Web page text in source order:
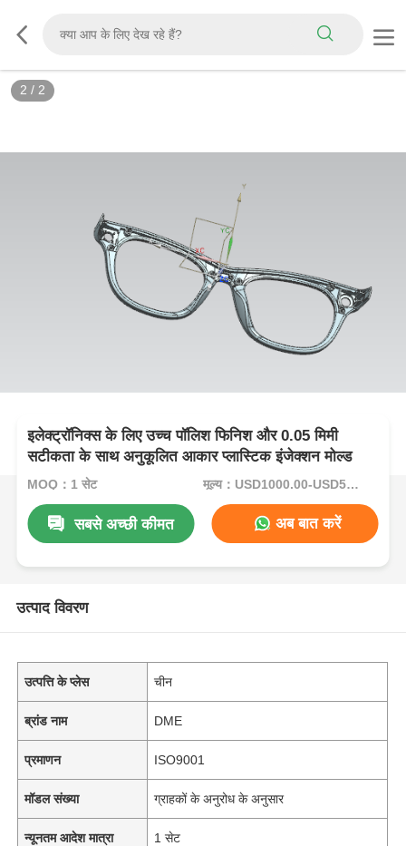
2 / 2
इलेक्ट्रॉनिक्स के लिए उच्च पॉलिश फिनिश और 0.05 मिमी
सटीकता के साथ अनुकूलित आकार प्लास्टिक इंजेक्शन मोल्ड
MOQ：1 सेट मूल्य：USD1000.00-USD5000.00
सबसे अच्छी कीमत अब बात करें
उत्पाद विवरण
उत्पत्ति के प्लेस चीन
ब्रांड नाम DME
प्रमाणन ISO9001
मॉडल संख्या ग्राहकों के अनुरोध के अनुसार
न्यूनतम आदेश मात्रा 1 सेट